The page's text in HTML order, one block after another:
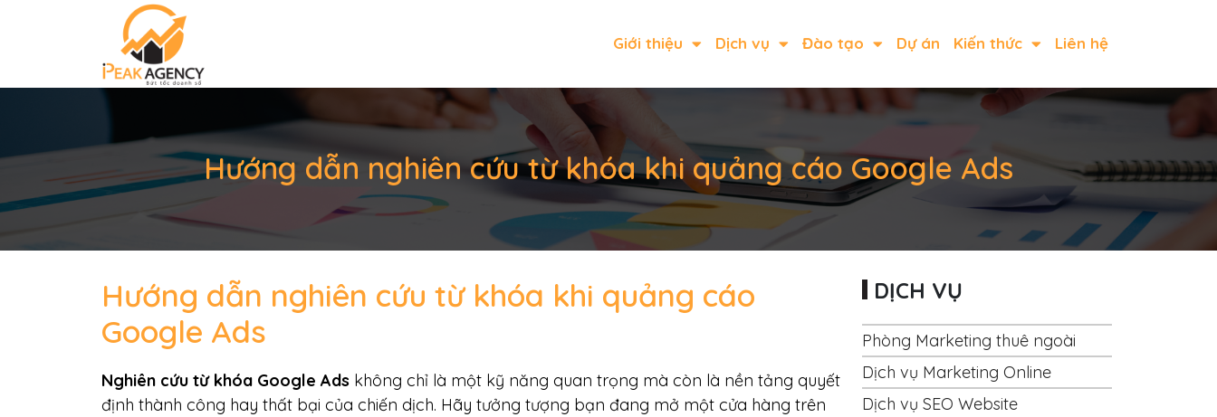
Giới thiệu Dịch vụ Đào tạo Dự án Kiến thức Liên hệ
Hướng dẫn nghiên cứu từ khóa khi quảng cáo Google Ads
Hướng dẫn nghiên cứu từ khóa khi quảng cáo
Google Ads
Nghiên cứu từ khóa Google Ads không chỉ là một kỹ năng quan trọng mà còn là nền tảng quyết
định thành công hay thất bại của chiến dịch. Hãy tưởng tượng bạn đang mở một cửa hàng trên
DỊCH VỤ
Phòng Marketing thuê ngoài
Dịch vụ Marketing Online
Dịch vụ SEO Website